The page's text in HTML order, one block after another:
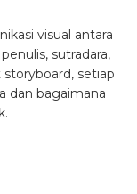
visual antara
sutradara,
setiap
dan bagaimana